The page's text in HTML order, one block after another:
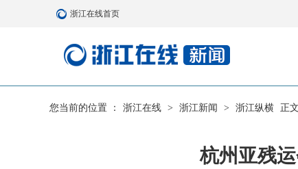
浙江在线首页
您当前的位置 ： 浙江在线 > 浙江新闻 > 浙江纵横 正文
杭州亚残